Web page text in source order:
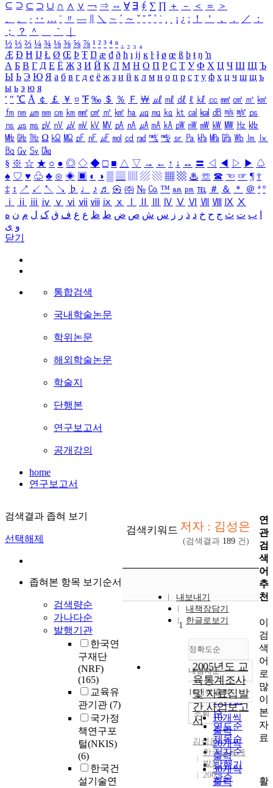
⊆ ⊇ ⊂ ⊃ ∪ ∩ ∧ ∨ ￢ ⇒ ⇔ ∀ ∃ ∮ ∑ ∏ ＋ － ＜ ＝
＞
、
。 · ‥ … ¨ 〃 ― ＼ ∼ ´ ～ ˇ ˘ ˝ ˚ ˙ ¸ ¡ ¿ ː ！ ＇ ， ． ／
：
；
？ ＾ ｀
½ ⅓ ⅔ ¼ ¾ ⅛ ⅜ ⅝ ⅞ ¹ ² ³ ⁴ ⁿ ₁ ₂ ₃ ₄
Æ Ð Ħ Ĳ Ł Ø Œ Þ Ŧ Ŋ æ đ ð ħ ı ĳ ĸ ŀ ł ø œ ß þ ŧ ŋ ŉ
А Б В Г Д Е Ё Ж З И Й К Л М Н О П Р С Т У Ф Х Ц Ч Ш Щ Ъ
Ы Ь Э Ю Я а б в г д е ё ж з и й к л м н о п р с т у ф х ц ч ш щ ъ
ы ь э ю я
′ ″ ℃ Å ￠ ￡ ￥ ¤ ℉ ‰ ＄ ％ Ｆ ￦ ㎕ ㎖ ㎗ ℓ ㎘ ㏄ ㎣ ㎤ ㎥ ㎦
㎙ ㎚ ㎛ ㎜ ㎝ ㎞ ㎟ ㎠ ㎡ ㎢ ㏊ ㎍ ㎎ ㎏ ㏏ ㎈ ㎉ ㏈ ㎧ ㎨ ㎰
㎱ ㎲ ㎳ ㎴ ㎵ ㎶ ㎷ ㎸ ㎹ ㎀ ㎁ ㎂ ㎃ ㎄ ㎺ ㎻ ㎽ ㎾ ㎿ ㎐ ㎑
㎒ ㎓ ㎔ Ω ㏀ ㏁ ㎊ ㎋ ㎌ ㏖ ㏅ ㎭ ㎮ ㎯ ㏛ ㎩ ㎪ ㎫ ㎬ ㏝ ㏐
㏓
㏃ ㏉ ㏜ ㏆
§ ※ ☆ ★ ○ ● ◎ ◇ ◆ □ ■ △ ▽ → ← ↑ ↓ ↔ 〓 ◁ ◀ ▷ ▶ ♤
♠ ♡ ♥ ♧ ♣ ⊙ ◈ ▣ ◐ ◑ ▒ ▤ ▨ ▧ ▦ ▩ ♨ ☏ ☎ ☜ ☞ ¶ †
‡ ↕ ↗ ↙ ↖ ↘ ♭ ♩ ♪ ♬ ㉿ ㈜ № ㏇ ™ ㏂ ㏘ ℡ ＃ ＆ ＊ ＠ ª º
ⅰ
ⅱ ⅲ ⅳ ⅴ ⅵ ⅶ ⅷ ⅸ ⅹ Ⅳ Ⅴ Ⅵ Ⅶ Ⅷ Ⅸ Ⅹ
ب ت ث ج ح خ د ذ ر ز س ش ص ض ط ظ ع غ ف ق ک ل م ن ه
و ی
닫기
통합검색
국내학술논문
학위논문
해외학술논문
학술지
단행본
연구보고서
공개강의
home
연구보고서
검색결과 좁혀 보기
선택해제
좁혀본 항목 보기순서
검색량순
가나다순
발행기관
한국연
구재단
(NRF)
(165)
교육유
관기관 (7)
국가정
책연구포
털(NKIS)
(6)
한국건
설기술연
검색키워드 저자 : 김성은
(검색결과 189 건)
내보내기
내책장담기
한글로보기
정확도순
정확도
순
인기도
순
연도순
제목순
저자순
발행기
관순
내림차순
내림차순
10개씩 출력
10개씩
출력
20개씩
출력
30개씩
출력
조회
1
2005년도 교
육통계조사
및 자료집발
간 사업보고
서
김성은
한국교육개
발원
2005
연
관
검
색
어
추
천
이
검
색
어
로
많
이
본
자
료
활